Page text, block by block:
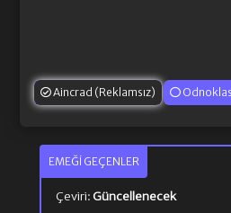
Aincrad (Reklamsız)
EMEĞI GEÇENLER
Çeviri: Güncellenecek